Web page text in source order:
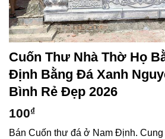
Cuốn Thư Nhà Thờ Họ
Định Bằng Đá Xanh
Bình Rẻ Đẹp 2026
100₫
Bán Cuốn thư đá ở Nam Định.